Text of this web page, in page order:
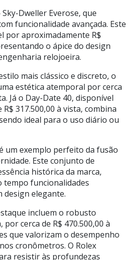
Dweller Everose, que
funcionalidade avançada. Este
por aproximadamente R$
o ápice do design
relojoeira.
mais clássico e discreto, o
estética atemporal por cerca
Já o Day-Date 40, disponível
317.500,00 à vista, combina
ideal para o uso diário ou
um exemplo perfeito da fusão
Este conjunto de
histórica da marca,
tempo funcionalidades
design elegante.
incluem o robusto
cerca de R$ 470.500,00 à
que valorizam o desempenho
cronômetros. O Rolex
resistir às profundezas